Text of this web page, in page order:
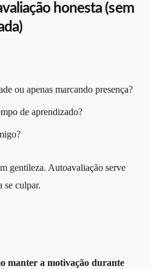
honesta (sem
ou apenas marcando presença?
de aprendizado?
gentileza. Autoavaliação serve
se culpar.
manter a motivação durante